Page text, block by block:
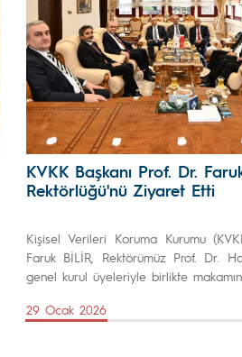
KVKK Başkanı Prof. Dr.
Rektörlüğü'nü Ziyaret Etti
Kişisel Verileri Koruma Kurumu
Faruk BİLİR, Rektörümüz Prof. Dr.
genel kurul üyeleriyle birlikte
29 Ocak 2026